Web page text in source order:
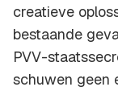
creatieve
bestaande
PVV-
schuwen geen